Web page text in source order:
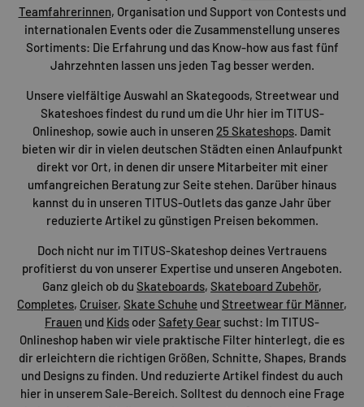
Teamfahrerinnen, Organisation und Support von Contests und
internationalen Events oder die Zusammenstellung unseres
Sortiments: Die Erfahrung und das Know-how aus fast fünf
Jahrzehnten lassen uns jeden Tag besser werden.
Unsere vielfältige Auswahl an Skategoods, Streetwear und
Skateshoes findest du rund um die Uhr hier im TITUS-
Onlineshop, sowie auch in unseren 25 Skateshops. Damit
bieten wir dir in vielen deutschen Städten einen Anlaufpunkt
direkt vor Ort, in denen dir unsere Mitarbeiter mit einer
umfangreichen Beratung zur Seite stehen. Darüber hinaus
kannst du in unseren TITUS-Outlets das ganze Jahr über
reduzierte Artikel zu günstigen Preisen bekommen.
Doch nicht nur im TITUS-Skateshop deines Vertrauens
profitierst du von unserer Expertise und unseren Angeboten.
Ganz gleich ob du Skateboards, Skateboard Zubehör,
Completes, Cruiser, Skate Schuhe undStreetwear für Männer,
Frauen und Kids oderSafety Gear suchst: Im TITUS-
Onlineshop haben wir viele praktische Filter hinterlegt, die es
dir erleichtern die richtigen Größen, Schnitte, Shapes, Brands
und Designs zu finden. Und reduzierte Artikel findest du auch
hier in unserem Sale-Bereich. Solltest du dennoch eine Frage